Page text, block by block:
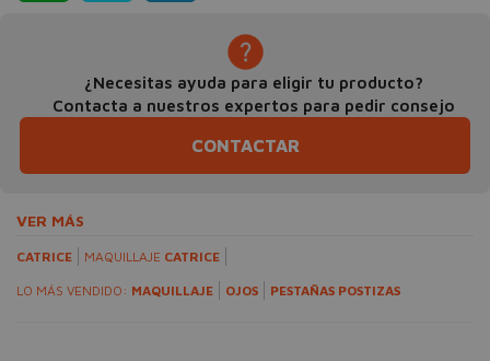
¿Necesitas ayuda para eligir tu producto?
Contacta a nuestros expertos para pedir consejo
CONTACTAR
VER MÁS
CATRICE MAQUILLAJE CATRICE
LO MÁS VENDIDO: MAQUILLAJE OJOS PESTAÑAS POSTIZAS